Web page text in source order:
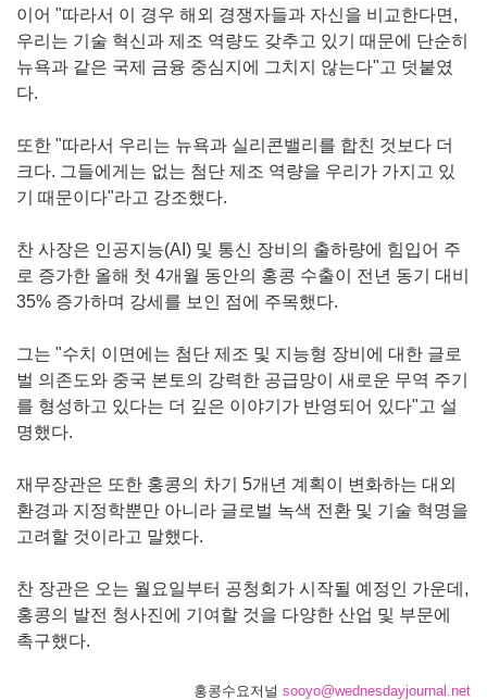
이어 "따라서 이 경우 해외 경쟁자들과 자신을 비교한다면,
우리는 기술 혁신과 제조 역량도 갖추고 있기 때문에 단순히
뉴욕과 같은 국제 금융 중심지에 그치지 않는다"고 덧붙였
다.
또한 "따라서 우리는 뉴욕과 실리콘밸리를 합친 것보다 더
크다. 그들에게는 없는 첨단 제조 역량을 우리가 가지고 있
기 때문이다"라고 강조했다.
찬 사장은 인공지능(AI) 및 통신 장비의 출하량에 힘입어 주
로 증가한 올해 첫 4개월 동안의 홍콩 수출이 전년 동기 대비
35% 증가하며 강세를 보인 점에 주목했다.
그는 "수치 이면에는 첨단 제조 및 지능형 장비에 대한 글로
벌 의존도와 중국 본토의 강력한 공급망이 새로운 무역 주기
를 형성하고 있다는 더 깊은 이야기가 반영되어 있다"고 설
명했다.
재무장관은 또한 홍콩의 차기 5개년 계획이 변화하는 대외
환경과 지정학뿐만 아니라 글로벌 녹색 전환 및 기술 혁명을
고려할 것이라고 말했다.
찬 장관은 오는 월요일부터 공청회가 시작될 예정인 가운데,
홍콩의 발전 청사진에 기여할 것을 다양한 산업 및 부문에
촉구했다.
홍콩수요저널 sooyo@wednesdayjournal.net